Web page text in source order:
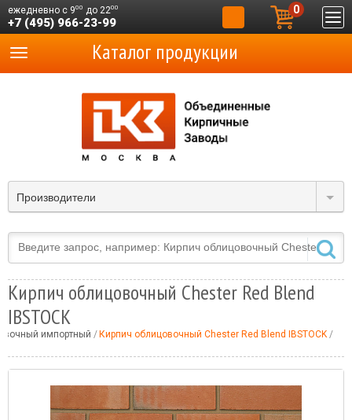
ежедневно с 900 до 2200
+7 (495) 966-23-99
0
Производители
Каталог продукции
Кирпич облицовочный Chester Red Blend
IBSTOCK
импортный Кирпич облицовочный Chester Red Blend IBSTOCK